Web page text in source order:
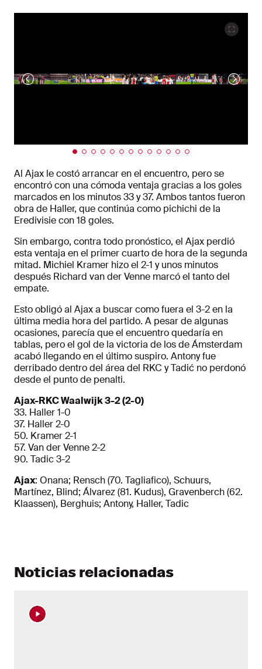
Al Ajax le costó arrancar en el encuentro, pero se
encontró con una cómoda ventaja gracias a los goles
marcados en los minutos 33 y 37. Ambos tantos fueron
obra de Haller, que continúa como pichichi de la
Eredivisie con 18 goles.
Sin embargo, contra todo pronóstico, el Ajax perdió
esta ventaja en el primer cuarto de hora de la segunda
mitad. Michiel Kramer hizo el 2-1 y unos minutos
después Richard van der Venne marcó el tanto del
empate.
Esto obligó al Ajax a buscar como fuera el 3-2 en la
última media hora del partido. A pesar de algunas
ocasiones, parecía que el encuentro quedaría en
tablas, pero el gol de la victoria de los de Ámsterdam
acabó llegando en el último suspiro. Antony fue
derribado dentro del área del RKC y Tadić no perdonó
desde el punto de penalti.
Ajax-RKC Waalwijk 3-2 (2-0)
33. Haller 1-0
37. Haller 2-0
50. Kramer 2-1
57. Van der Venne 2-2
90. Tadic 3-2
Ajax: Onana; Rensch (70. Tagliafico), Schuurs,
Martínez, Blind; Álvarez (81. Kudus), Gravenberch (62.
Klaassen), Berghuis; Antony, Haller, Tadic
Noticias relacionadas